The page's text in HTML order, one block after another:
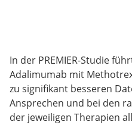
In der PREMIER-Studie
Adalimumab mit
zu signifikant besseren
Ansprechen und bei den
der jeweiligen Therapien